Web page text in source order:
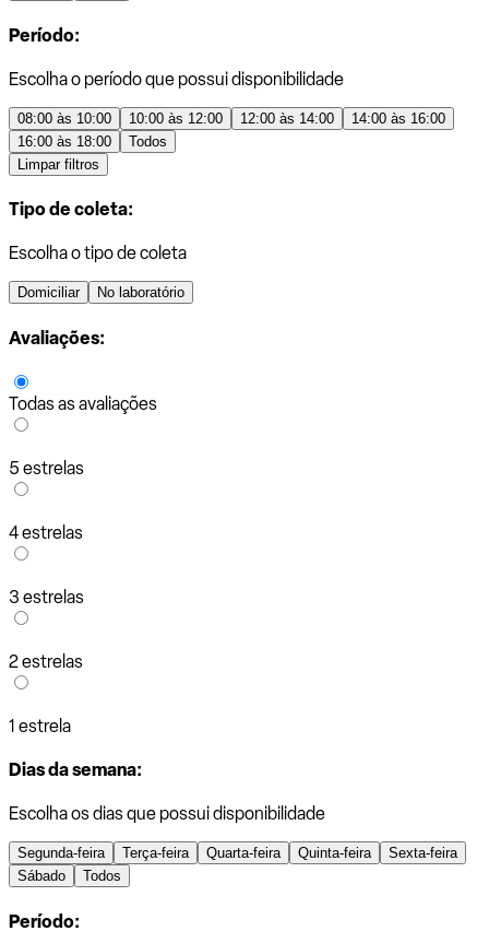
Período:
Escolha o período que possui disponibilidade
08:00 às 10:00 10:00 às 12:00 12:00 às 14:00
14:00 às 16:00
16:00 às 18:00
Todos
Limpar filtros
Tipo de coleta:
Escolha o tipo de coleta
Domiciliar No laboratório
Avaliações:
Todas as avaliações
5 estrelas
4 estrelas
3 estrelas
2 estrelas
1 estrela
Dias da semana:
Escolha os dias que possui disponibilidade
Segunda-feira Terça-feira Quarta-feira Quinta-feira
Sexta-feira
Sábado
Todos
Período: